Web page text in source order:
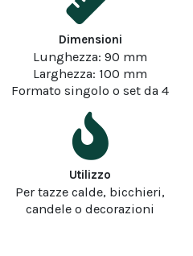
Dimensioni
Lunghezza: 90 mm
Larghezza: 100 mm
Formato singolo o set da 4
Utilizzo
Per tazze calde, bicchieri,
candele o decorazioni